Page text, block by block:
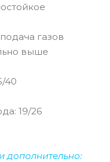
газов
выше
40
19/26
дополнительно: